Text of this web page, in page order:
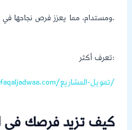
ومستدام، مما يعزز فرص نجاحها في السوق.
تعرف أكثر:
https://afaqaljadwaa.com/تمويل-المشاريع/
كيف تزيد فرصك في